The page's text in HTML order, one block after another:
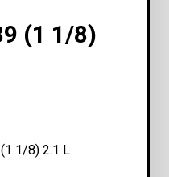
(1 1/8)
1/8) 2.1 L